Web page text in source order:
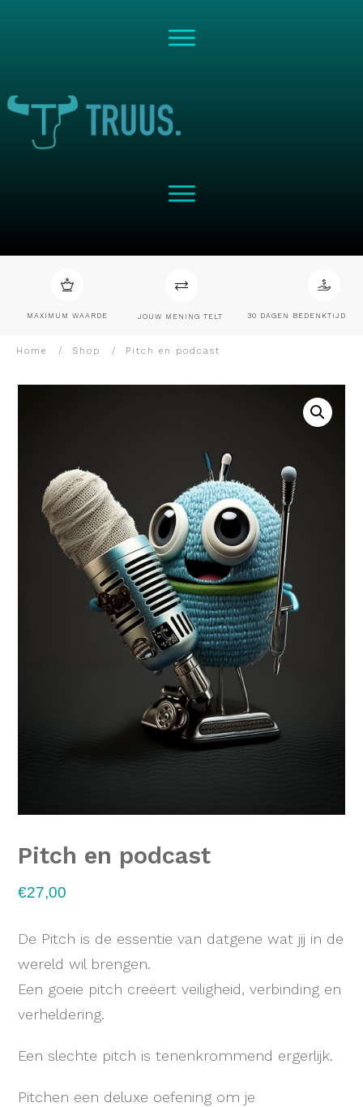
MAXIMUM WAARDE JOUW MENING TELT 30 DAGEN BEDENKTIJD
Home / Shop / Pitch en podcast
Pitch en podcast
€27,00
De Pitch is de essentie van datgene wat jij in de
wereld wil brengen.
Een goeie pitch creëert veiligheid, verbinding en
verheldering.
Een slechte pitch is tenenkrommend ergerlijk.
Pitchen een deluxe oefening om je